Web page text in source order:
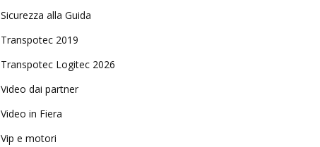
Sicurezza alla Guida
Transpotec 2019
Transpotec Logitec 2026
Video dai partner
Video in Fiera
Vip e motori